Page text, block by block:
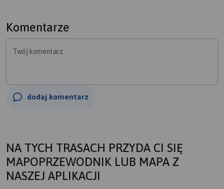
Komentarze
Twój komentarz
dodaj komentarz
NA TYCH TRASACH PRZYDA CI SIĘ
MAPOPRZEWODNIK LUB MAPA Z
NASZEJ APLIKACJI